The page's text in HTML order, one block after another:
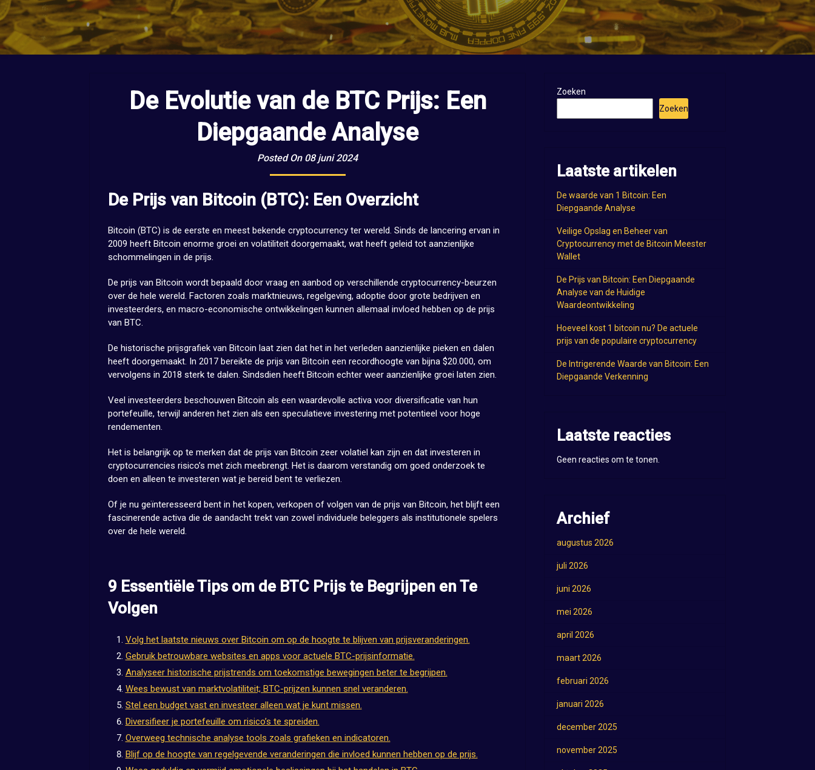
De Evolutie van de BTC Prijs: Een
Diepgaande Analyse
Posted On 08 juni 2024
De Prijs van Bitcoin (BTC): Een Overzicht
Bitcoin (BTC) is de eerste en meest bekende cryptocurrency ter wereld. Sinds de lancering ervan in
2009 heeft Bitcoin enorme groei en volatiliteit doorgemaakt, wat heeft geleid tot aanzienlijke
schommelingen in de prijs.
De prijs van Bitcoin wordt bepaald door vraag en aanbod op verschillende cryptocurrency-beurzen
over de hele wereld. Factoren zoals marktnieuws, regelgeving, adoptie door grote bedrijven en
investeerders, en macro-economische ontwikkelingen kunnen allemaal invloed hebben op de prijs
van BTC.
De historische prijsgrafiek van Bitcoin laat zien dat het in het verleden aanzienlijke pieken en dalen
heeft doorgemaakt. In 2017 bereikte de prijs van Bitcoin een recordhoogte van bijna $20.000, om
vervolgens in 2018 sterk te dalen. Sindsdien heeft Bitcoin echter weer aanzienlijke groei laten zien.
Veel investeerders beschouwen Bitcoin als een waardevolle activa voor diversificatie van hun
portefeuille, terwijl anderen het zien als een speculatieve investering met potentieel voor hoge
rendementen.
Het is belangrijk op te merken dat de prijs van Bitcoin zeer volatiel kan zijn en dat investeren in
cryptocurrencies risico’s met zich meebrengt. Het is daarom verstandig om goed onderzoek te
doen en alleen te investeren wat je bereid bent te verliezen.
Of je nu geïnteresseerd bent in het kopen, verkopen of volgen van de prijs van Bitcoin, het blijft een
fascinerende activa die de aandacht trekt van zowel individuele beleggers als institutionele spelers
over de hele wereld.
9 Essentiële Tips om de BTC Prijs te Begrijpen en Te
Volgen
Volg het laatste nieuws over Bitcoin om op de hoogte te blijven van prijsveranderingen.
Gebruik betrouwbare websites en apps voor actuele BTC-prijsinformatie.
Analyseer historische prijstrends om toekomstige bewegingen beter te begrijpen.
Wees bewust van marktvolatiliteit; BTC-prijzen kunnen snel veranderen.
Stel een budget vast en investeer alleen wat je kunt missen.
Diversifieer je portefeuille om risico’s te spreiden.
Overweeg technische analyse tools zoals grafieken en indicatoren.
Blijf op de hoogte van regelgevende veranderingen die invloed kunnen hebben op de prijs.
Zoeken
Zoeken
Laatste artikelen
De waarde van 1 Bitcoin: Een
Diepgaande Analyse
Veilige Opslag en Beheer van
Cryptocurrency met de Bitcoin Meester
Wallet
De Prijs van Bitcoin: Een Diepgaande
Analyse van de Huidige
Waardeontwikkeling
Hoeveel kost 1 bitcoin nu? De actuele
prijs van de populaire cryptocurrency
De Intrigerende Waarde van Bitcoin: Een
Diepgaande Verkenning
Laatste reacties
Geen reacties om te tonen.
Archief
augustus 2026
juli 2026
juni 2026
mei 2026
april 2026
maart 2026
februari 2026
januari 2026
december 2025
november 2025